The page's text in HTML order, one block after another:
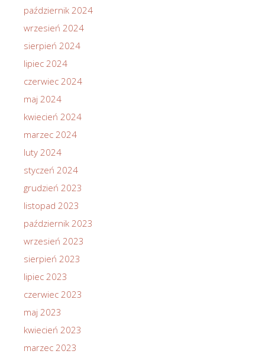
październik 2024
wrzesień 2024
sierpień 2024
lipiec 2024
czerwiec 2024
maj 2024
kwiecień 2024
marzec 2024
luty 2024
styczeń 2024
grudzień 2023
listopad 2023
październik 2023
wrzesień 2023
sierpień 2023
lipiec 2023
czerwiec 2023
maj 2023
kwiecień 2023
marzec 2023